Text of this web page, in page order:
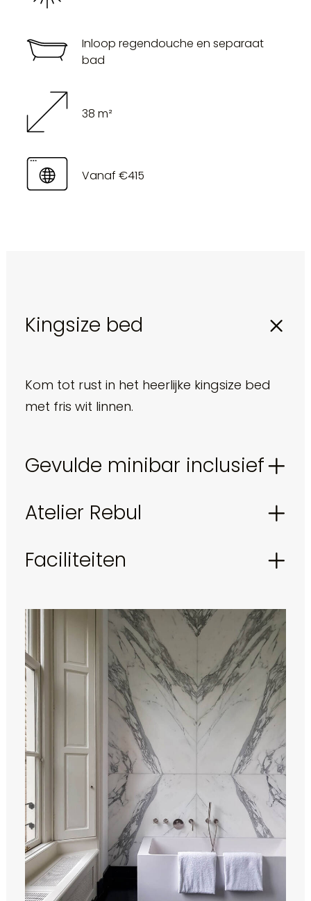
Inloop regendouche en separaat
bad
38 m²
Vanaf €415
Kingsize bed
Kom tot rust in het heerlijke kingsize bed
met fris wit linnen.
Gevulde minibar inclusief
Atelier Rebul
Faciliteiten